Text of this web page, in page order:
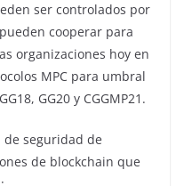
ser controlados por
cooperar para
organizaciones hoy en
MPC para umbral
GG20 y CGGMP21.
de seguridad de
de blockchain que